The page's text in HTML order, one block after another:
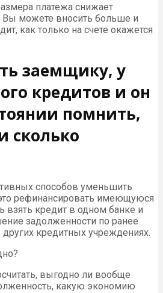
платежа снижает
Вы можете вносить больше и
как только на счете окажется
заемщику, у
кредитов и он
помнить,
сколько
способов уменьшить
рефинансировать имеющуюся
взять кредит в одном банке и
задолженности по ранее
кредитных учреждениях.
выгодно ли вообще
какую экономию